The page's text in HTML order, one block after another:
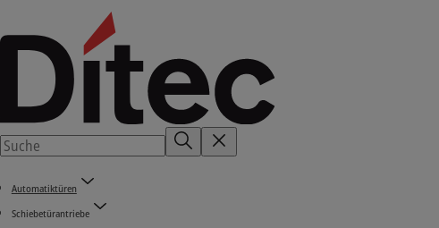
Automatiktüren
Schiebetürantriebe